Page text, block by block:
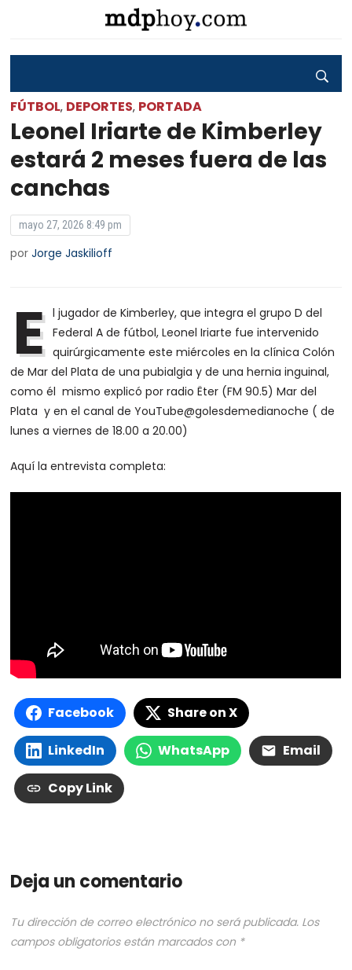
FÚTBOL, DEPORTES, PORTADA
Leonel Iriarte de Kimberley
estará 2 meses fuera de las
canchas
mayo 27, 2026 8:49 pm
porJorge Jaskilioff
E l jugador de Kimberley, que integra el grupo D del
Federal A de fútbol, Leonel Iriarte fue intervenido
quirúrgicamente este miércoles en la clínica Colón
de Mar del Plata de una pubialgia y de una hernia inguinal,
como él mismo explicó por radio Ëter (FM 90.5) Mar del
Plata y en el canal de YouTube@golesdemedianoche ( de
lunes a viernes de 18.00 a 20.00)
Aquí la entrevista completa:
Facebook Share on X
LinkedIn WhatsApp Email
Copy Link
Deja un comentario
Tu dirección de correo electrónico no será publicada. Los
campos obligatorios están marcados con *